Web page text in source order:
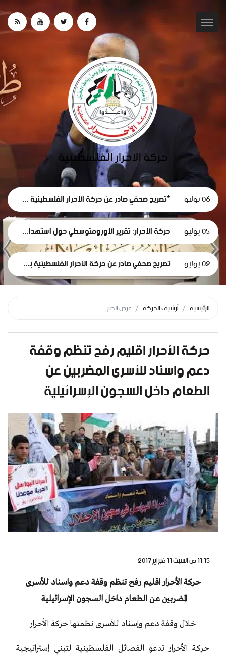
06 يوليو *تصريح صحفي صادر عن حركة الأحرار الفلسطينية حول استقالة لجنة الطوارئ في غزة
05 يوليو حركة الأحرار: تقرير الأورومتوسطي حول استهداف الرموز الطبية في سجون الاحتلال وثيقة إدانة وجريمة حرب موصوفة
02 يوليو تصريح صحفي صادر عن حركة الأحرار الفلسطينية بمناسبة مرور 1000 يومٍ من حرب الإبادة... وفظاعة جرائم الاحتلال في قطاع غزة*
الرئيسية أرشيف الحركة عرض الخبر
حركة الأحرار اقليم رفح تنظم وقفة
دعم واسناد للأسرى المضربين عن
الطعام داخل السجون الإسرائيلية
11:15 ص السبت 11 فبراير 2017
حركة الأحرار اقليم رفح تنظم وقفة دعم واسناد للأسرى
المضربين عن الطعام داخل السجون الإسرائيلية
خلال وقفة دعم وإسناد للأسرى نظمتها حركة الأحرار
حركة الأحرار تدعو الفصائل الفلسطينية لتبني إستراتيجية